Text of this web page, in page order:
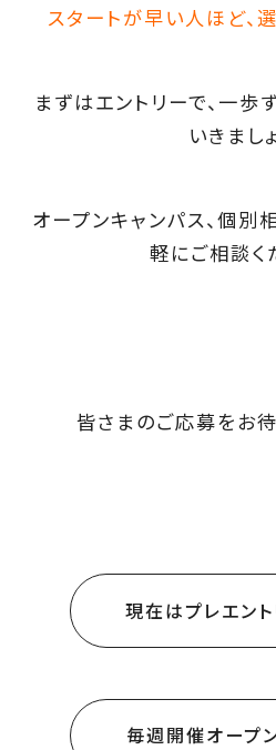
スタートが早い人ほど、
まずはエントリーで、一
いきまし
オープンキャンパス、個別
軽にご相談
皆さまのご応募をお待
現在はプレエン
毎週開催オープ